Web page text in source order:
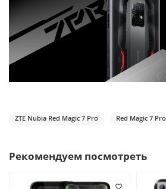
ZTE Nubia Red Magic 7 Pro Red Magic 7 Pro
Рекомендуем посмотреть